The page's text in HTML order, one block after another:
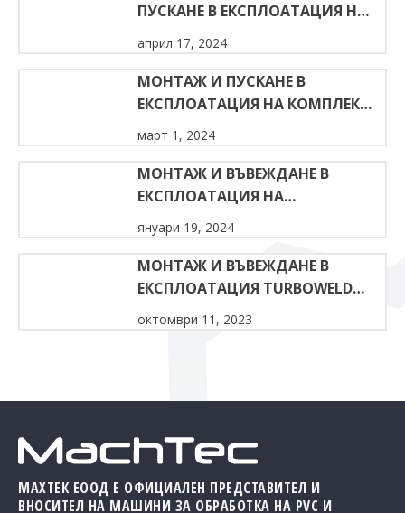
ПУСКАНЕ В ЕКСПЛОАТАЦИЯ НА
АВТОМАТИЧНА
ПРОИЗВОДСТВЕНА ЛИНИЯ ЗА
ПВЦ ДОГРАМА
април 17, 2024
МОНТАЖ И ПУСКАНЕ В
ЕКСПЛОАТАЦИЯ НА КОМПЛЕКТ
МАШИНИ ЗА ПВЦ ДОГРАМА
март 1, 2024
МОНТАЖ И ВЪВЕЖДАНЕ В
ЕКСПЛОАТАЦИЯ НА
TURBOWELD 400
януари 19, 2024
МОНТАЖ И ВЪВЕЖДАНЕ В
ЕКСПЛОАТАЦИЯ TURBOWELD
октомври 11, 2023
МАХТЕК ЕООД Е ОФИЦИАЛЕН ПРЕДСТАВИТЕЛ И
ВНОСИТЕЛ НА МАШИНИ ЗА ОБРАБОТКА НА PVC И